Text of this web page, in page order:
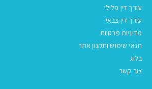
עורך דין פלילי
עורך דין צבאי
מדיניות פרטיות
תנאי שימוש ותקנון אתר
בלוג
צור קשר